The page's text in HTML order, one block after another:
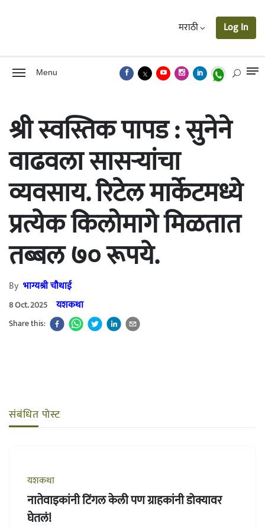
मराठी Log In
Menu
श्री स्वस्तिक पापड : सुनेने
वाढवला सासर्‍यांचा
व्यवसाय. रिटेल मार्केटमध्ये
प्रत्येक किलोमागे मिळतात
तब्बल ७० रूपये.
By भाग्यश्री चौथाई
8 Oct. 2025 यशकथा
Share this:
संबंधित पोस्ट
यशकथा
नातेवाइकांनी टिंगल केली पण ग्राहकांनी डोक्यावर
घेतलं!